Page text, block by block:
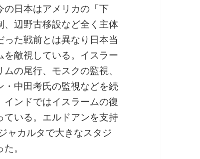
日本はアメリカの「下
辺野古移設など全く主体
た戦前とは異なり日本当
敵視している。イスラー
の尾行、モスクの監視、
中田考氏の監視などを続
ンドではイスラームの復
いる。エルドアンを支持
ャカルタで大きなスタジ
。